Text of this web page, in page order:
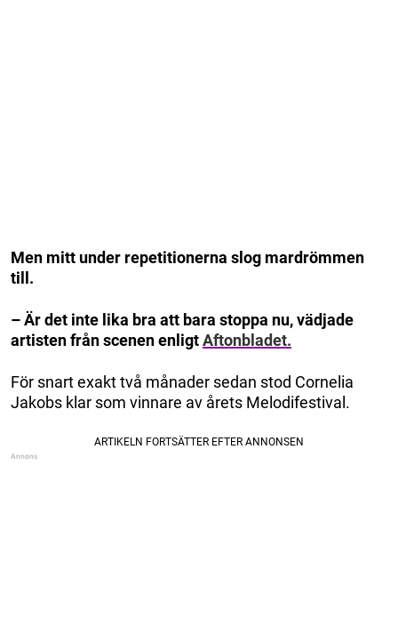
Men mitt under repetitionerna slog mardrömmen
till.
– Är det inte lika bra att bara stoppa nu, vädjade
artisten från scenen enligtAftonbladet.
För snart exakt två månader sedan stod Cornelia
Jakobs klar som vinnare av årets Melodifestival.